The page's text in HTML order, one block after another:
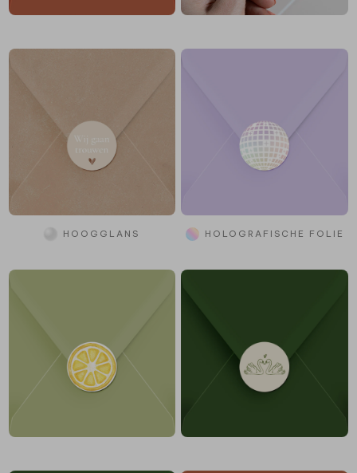
HOOGGLANS HOLOGRAFISCHE FOLIE